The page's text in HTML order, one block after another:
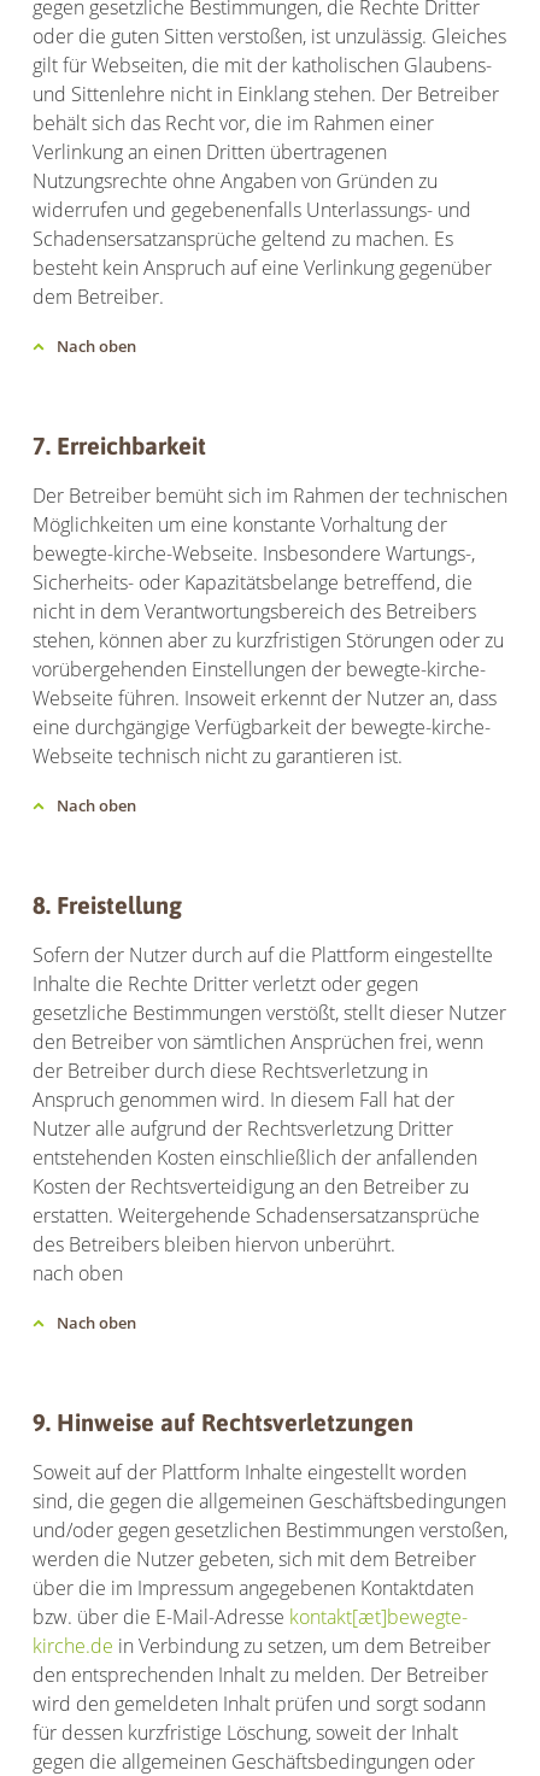
gegen gesetzliche Bestimmungen, die Rechte Dritter
oder die guten Sitten verstoßen, ist unzulässig. Gleiches
gilt für Webseiten, die mit der katholischen Glaubens-
und Sittenlehre nicht in Einklang stehen. Der Betreiber
behält sich das Recht vor, die im Rahmen einer
Verlinkung an einen Dritten übertragenen
Nutzungsrechte ohne Angaben von Gründen zu
widerrufen und gegebenenfalls Unterlassungs- und
Schadensersatzansprüche geltend zu machen. Es
besteht kein Anspruch auf eine Verlinkung gegenüber
dem Betreiber.
Nach oben
7. Erreichbarkeit
Der Betreiber bemüht sich im Rahmen der technischen
Möglichkeiten um eine konstante Vorhaltung der
bewegte-kirche-Webseite. Insbesondere Wartungs-,
Sicherheits- oder Kapazitätsbelange betreffend, die
nicht in dem Verantwortungsbereich des Betreibers
stehen, können aber zu kurzfristigen Störungen oder zu
vorübergehenden Einstellungen der bewegte-kirche-
Webseite führen. Insoweit erkennt der Nutzer an, dass
eine durchgängige Verfügbarkeit der bewegte-kirche-
Webseite technisch nicht zu garantieren ist.
Nach oben
8. Freistellung
Sofern der Nutzer durch auf die Plattform eingestellte
Inhalte die Rechte Dritter verletzt oder gegen
gesetzliche Bestimmungen verstößt, stellt dieser Nutzer
den Betreiber von sämtlichen Ansprüchen frei, wenn
der Betreiber durch diese Rechtsverletzung in
Anspruch genommen wird. In diesem Fall hat der
Nutzer alle aufgrund der Rechtsverletzung Dritter
entstehenden Kosten einschließlich der anfallenden
Kosten der Rechtsverteidigung an den Betreiber zu
erstatten. Weitergehende Schadensersatzansprüche
des Betreibers bleiben hiervon unberührt.
nach oben
Nach oben
9. Hinweise auf Rechtsverletzungen
Soweit auf der Plattform Inhalte eingestellt worden
sind, die gegen die allgemeinen Geschäftsbedingungen
und/oder gegen gesetzlichen Bestimmungen verstoßen,
werden die Nutzer gebeten, sich mit dem Betreiber
über die im Impressum angegebenen Kontaktdaten
bzw. über die E-Mail-Adresse kontakt[æt]bewegte-
kirche.de in Verbindung zu setzen, um dem Betreiber
den entsprechenden Inhalt zu melden. Der Betreiber
wird den gemeldeten Inhalt prüfen und sorgt sodann
für dessen kurzfristige Löschung, soweit der Inhalt
gegen die allgemeinen Geschäftsbedingungen oder